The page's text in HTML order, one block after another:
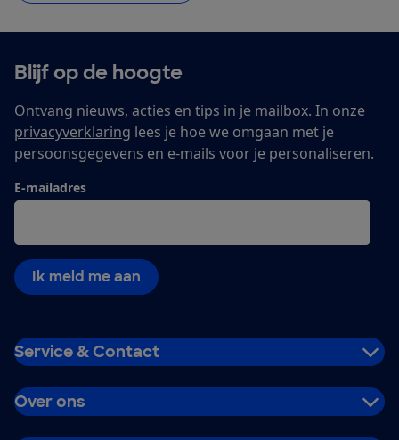
Blijf op de hoogte
Ontvang nieuws, acties en tips in je mailbox. In onze
privacyverklaring lees je hoe we omgaan met je
persoonsgegevens en e-mails voor je personaliseren.
E-mailadres
Ik meld me aan
Service & Contact
Over ons